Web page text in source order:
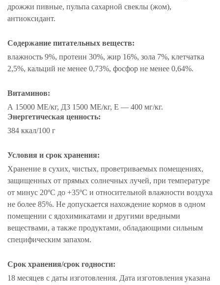
дрожжи пивные, пульпа сахарной свеклы (жом),
антиоксидант.
Содержание питательных веществ:
влажность 9%, протеин 30%, жир 16%, зола 7%, клетчатка
2,5%, кальций не менее 0,73%, фосфор не менее 0,64%.
Витаминов:
А 15000 МЕ/кг, Д3 1500 МЕ/кг, Е — 400 мг/кг.
Энергетическая ценность:
384 ккал/100 г
Условия и срок хранения:
Хранение в сухих, чистых, проветриваемых помещениях,
защищенных от прямых солнечных лучей, при температуре
от минус 20ºС до +35ºС и относительной влажности воздуха
не более 85%. Не допускается нахождение кормов в одном
помещении с ядохимикатами и другими вредными
веществами, а также продуктами, обладающими сильным
специфическим запахом.
Срок хранения/срок годности:
18 месяцев с даты изготовления. Дата изготовления указана